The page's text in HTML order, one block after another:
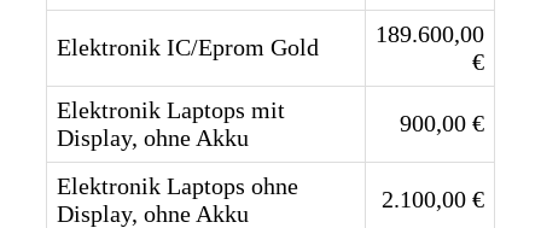
Elektronik IC/Eprom Gold
189.600,00
€
Elektronik Laptops mit
Display, ohne Akku
900,00 €
Elektronik Laptops ohne
Display, ohne Akku
2.100,00 €